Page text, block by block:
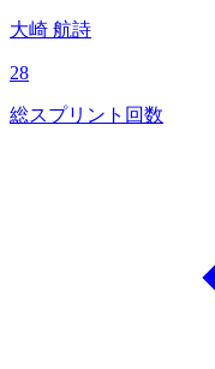
大崎 航詩
28
総スプリント回数